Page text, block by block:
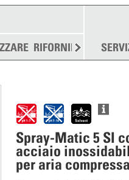
RIFORNIRE
Spray-Matic 5 SI
acciaio
per aria compressa